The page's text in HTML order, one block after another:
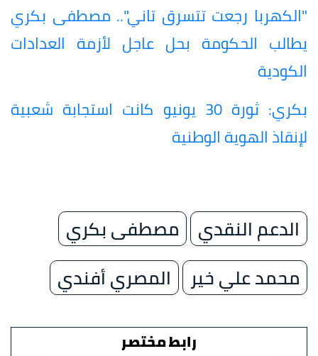
"الكهربا رجعت تتسرق تاني".. مصطفى بكري
يطالب الحكومة بحل عاجل لأزمة العدادات
الكودية
بكري: ثورة 30 يونيو كانت استجابة شعبية
لإنقاذ الهوية الوطنية
الدعم النقدي
مصطفى بكري
محمد علي خير
المصري أفندي
رابط مختصر